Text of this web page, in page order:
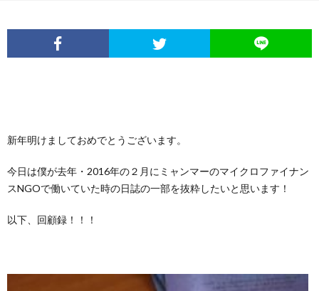
新年明けましておめでとうございます。
今日は僕が去年・2016年の２月にミャンマーのマイクロファイナン
スNGOで働いていた時の日誌の一部を抜粋したいと思います！
以下、回顧録！！！